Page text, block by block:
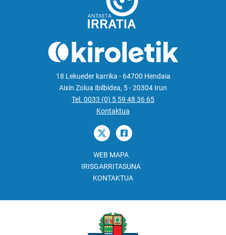
18 Lekueder karrika - 64700 Hendaia
Aixin Zolua ibilbidea, 5 - 20304 Irun
Tel. 0033 (0) 5 59 48 36 65
Kontaktua
WEB MAPA
IRISGARRITASUNA
KONTAKTUA